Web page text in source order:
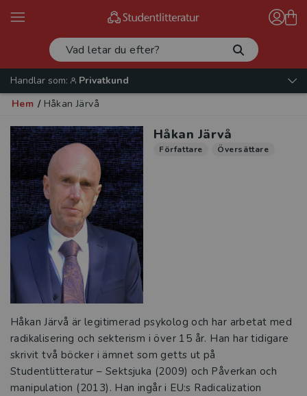
Handlar som:
Privatkund
Hem / Håkan Järvå
Håkan Järvå
Författare Översättare
Håkan Järvå är legitimerad psykolog och har arbetat med
radikalisering och sekterism i över 15 år. Han har tidigare
skrivit två böcker i ämnet som getts ut på
Studentlitteratur – Sektsjuka (2009) och Påverkan och
manipulation (2013). Han ingår i EU:s Radicalization